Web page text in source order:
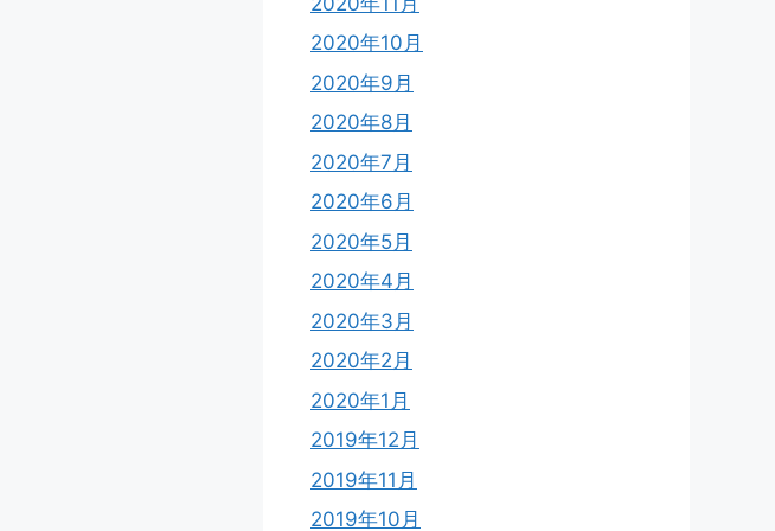
2020年10月
2020年9月
2020年8月
2020年7月
2020年6月
2020年5月
2020年4月
2020年3月
2020年2月
2020年1月
2019年12月
2019年11月
2019年10月